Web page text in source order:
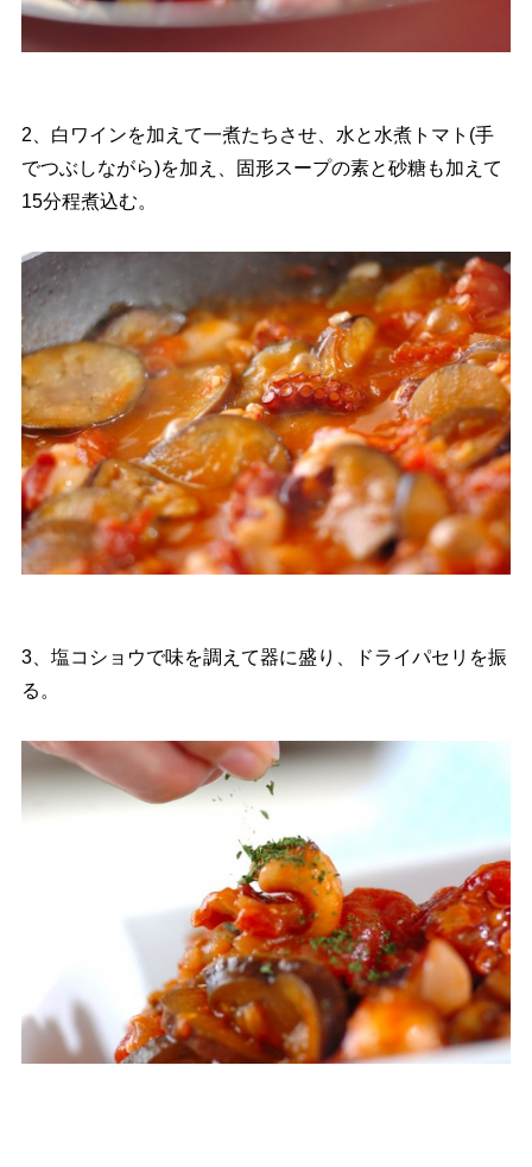
2、白ワインを加えて一煮たちさせ、水と水煮トマト(手
でつぶしながら)を加え、固形スープの素と砂糖も加えて
15分程煮込む。
3、塩コショウで味を調えて器に盛り、ドライパセリを振
る。